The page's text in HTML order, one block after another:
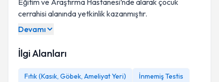
Eğitim ve Araştırma Hastanesi’nde alarak çocuk
cerrahisi alanında yetkinlik kazanmıştır.
Devamı
İlgi Alanları
Fıtık (Kasık, Göbek, Ameliyat Yeri)
İnmemiş Testis